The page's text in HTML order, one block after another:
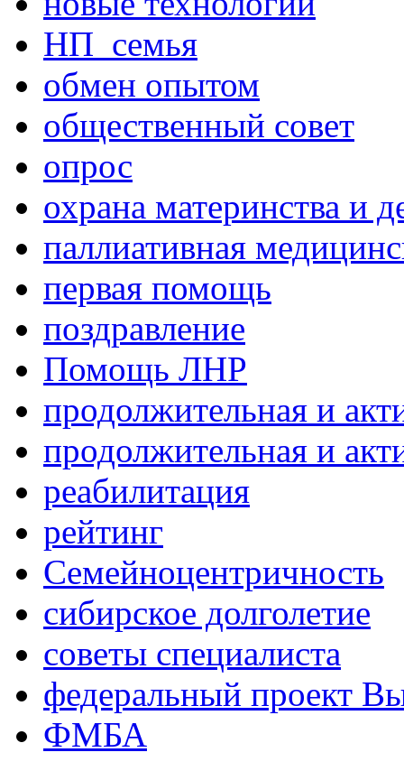
НП_семья
обмен опытом
общественный совет
опрос
охрана материнства и
паллиативная
первая помощь
поздравление
Помощь ЛНР
продолжительная и
продолжительная и
реабилитация
рейтинг
Семейноцентричность
сибирское долголетие
советы специалиста
федеральный проект
ФМБА